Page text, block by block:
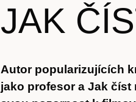
JAK
Autor popularizujících
jako profesor a Jak